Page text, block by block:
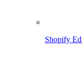
Shopify